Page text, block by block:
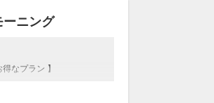
ーニング
なプラン 】